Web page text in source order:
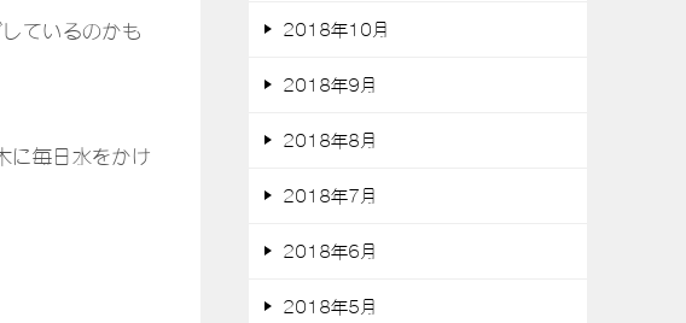
ているのかも
に毎日水をかけ
2018年10月
2018年9月
2018年8月
2018年7月
2018年6月
2018年5月